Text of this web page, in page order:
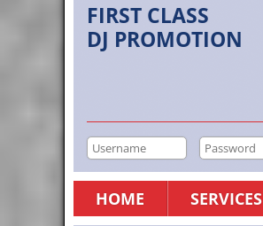
FIRST CLASS
DJ PROMOTION
HOME SERVICES